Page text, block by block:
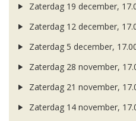
Zaterdag 19 december,
Zaterdag 12 december,
Zaterdag 5 december,
Zaterdag 28 november,
Zaterdag 21 november,
Zaterdag 14 november,